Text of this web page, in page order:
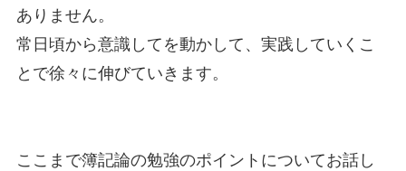
ありません。
常日頃から意識してを動かして、実践していくこ
とで徐々に伸びていきます。
ここまで簿記論の勉強のポイントについてお話し